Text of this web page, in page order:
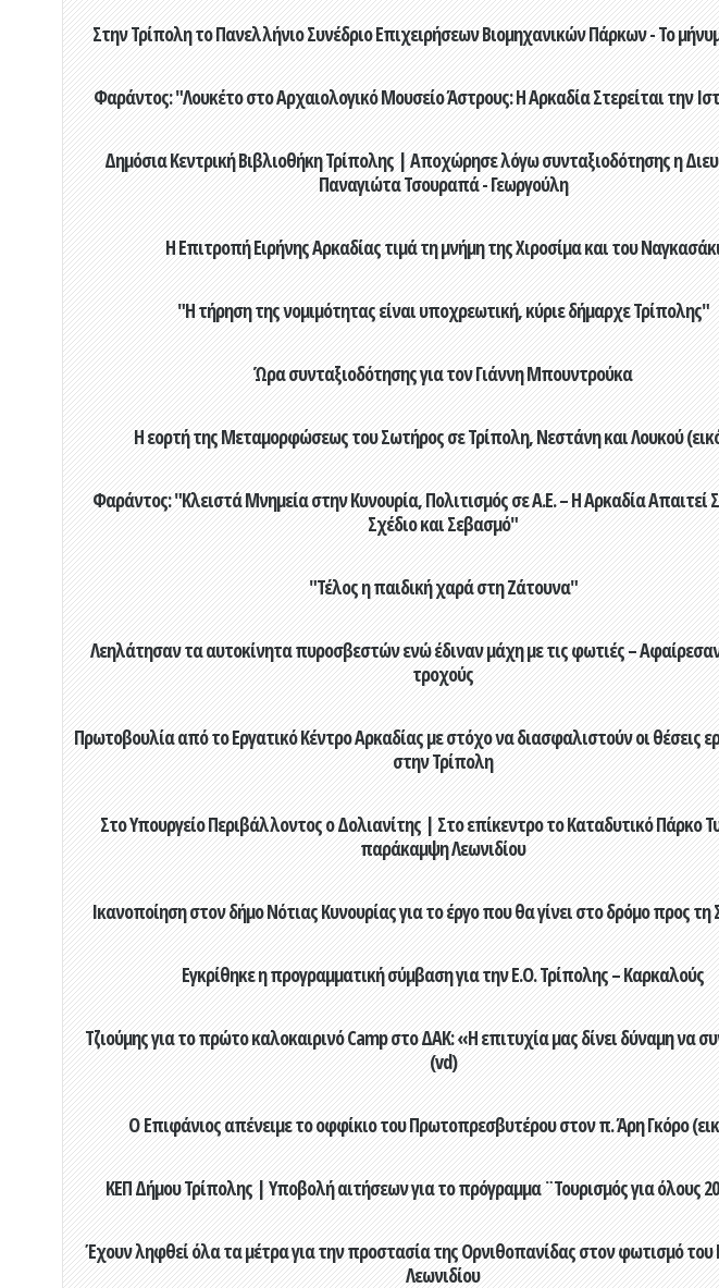
Στην Τρίπολη το Πανελλήνιο Συνέδριο Επιχειρήσεων Βιομηχανικών Πάρκων - Το
Φαράντος: "Λουκέτο στο Αρχαιολογικό Μουσείο Άστρους: Η Αρκαδία Στερείται την
Δημόσια Κεντρική Βιβλιοθήκη Τρίπολης | Αποχώρησε λόγω συνταξιοδότησης η
Παναγιώτα Τσουραπά - Γεωργούλη
Η Επιτροπή Ειρήνης Αρκαδίας τιμά τη μνήμη της Χιροσίμα και του
"Η τήρηση της νομιμότητας είναι υποχρεωτική, κύριε δήμαρχε Τρίπολης"
Ώρα συνταξιοδότησης για τον Γιάννη Μπουντρούκα
Η εορτή της Μεταμορφώσεως του Σωτήρος σε Τρίπολη, Νεστάνη και Λουκού
Φαράντος: "Κλειστά Μνημεία στην Κυνουρία, Πολιτισμός σε Α.Ε. – Η Αρκαδία Απαιτεί
Σχέδιο και Σεβασμό"
"Τέλος η παιδική χαρά στη Ζάτουνα"
Λεηλάτησαν τα αυτοκίνητα πυροσβεστών ενώ έδιναν μάχη με τις φωτιές –
τροχούς
Πρωτοβουλία από το Εργατικό Κέντρο Αρκαδίας με στόχο να διασφαλιστούν οι θέσεις
στην Τρίπολη
Στο Υπουργείο Περιβάλλοντος ο Δολιανίτης | Στο επίκεντρο το Καταδυτικό Πάρκο
παράκαμψη Λεωνιδίου
Ικανοποίηση στον δήμο Νότιας Κυνουρίας για το έργο που θα γίνει στο δρόμο προς
Εγκρίθηκε η προγραμματική σύμβαση για την Ε.Ο. Τρίπολης – Καρκαλούς
Τζιούμης για το πρώτο καλοκαιρινό Camp στο ΔΑΚ: «Η επιτυχία μας δίνει δύναμη να
(vd)
Ο Επιφάνιος απένειμε το οφφίκιο του Πρωτοπρεσβυτέρου στον π. Άρη Γκόρο
ΚΕΠ Δήμου Τρίπολης | Υποβολή αιτήσεων για το πρόγραμμα ¨Τουρισμός για όλους
Έχουν ληφθεί όλα τα μέτρα για την προστασία της Ορνιθοπανίδας στον φωτισμό του
Λεωνιδίου